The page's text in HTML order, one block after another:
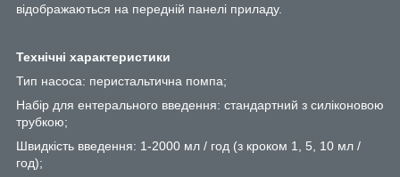
відображаються на передній панелі приладу.
Технічні характеристики
Тип насоса: перистальтична помпа;
Набір для ентерального введення: стандартний з силіконовою
трубкою;
Швидкість введення: 1-2000 мл / год (з кроком 1, 5, 10 мл /
год);